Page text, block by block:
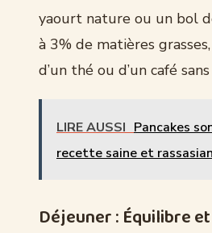
yaourt nature ou un bol
à 3% de matières
d’un thé ou d’un café
LIRE AUSSI Pancakes
recette saine et
Déjeuner : Équilibre